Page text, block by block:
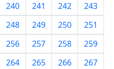
240 241 242
243
248 249 250
251
256 257 258
259
264 265 266
267